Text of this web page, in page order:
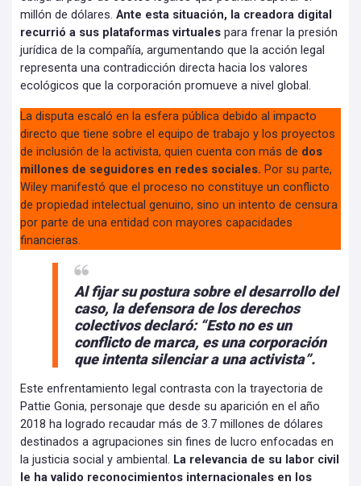
millón de dólares. Ante esta situación, la creadora digital
recurrió a sus plataformas virtuales para frenar la presión
jurídica de la compañía, argumentando que la acción legal
representa una contradicción directa hacia los valores
ecológicos que la corporación promueve a nivel global.
La disputa escaló en la esfera pública debido al impacto
directo que tiene sobre el equipo de trabajo y los proyectos
de inclusión de la activista, quien cuenta con más de dos
millones de seguidores en redes sociales. Por su parte,
Wiley manifestó que el proceso no constituye un conflicto
de propiedad intelectual genuino, sino un intento de censura
por parte de una entidad con mayores capacidades
financieras.
Al fijar su postura sobre el desarrollo del
caso, la defensora de los derechos
colectivos declaró: “Esto no es un
conflicto de marca, es una corporación
que intenta silenciar a una activista”.
Este enfrentamiento legal contrasta con la trayectoria de
Pattie Gonia, personaje que desde su aparición en el año
2018 ha logrado recaudar más de 3.7 millones de dólares
destinados a agrupaciones sin fines de lucro enfocadas en
la justicia social y ambiental. La relevancia de su labor civil
le ha valido reconocimientos internacionales en los